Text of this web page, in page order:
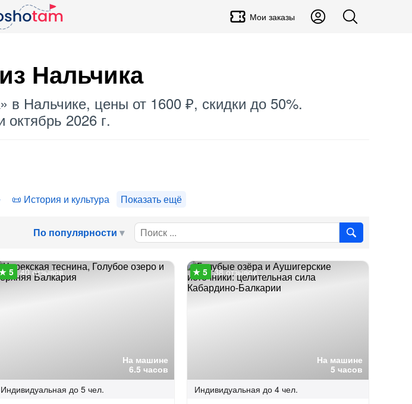
Мои заказы
Нальчика
» в Нальчике, цены от 1600 ₽, скидки до 50%.
октябрь 2026 г.
История и культура Показать ещё
По популярности
На машине
6.5 часов
40 отзывов
Индивидуальная до 5 чел.
На машине
5 часов
38 отзывов
Индивидуальная до 4 чел.